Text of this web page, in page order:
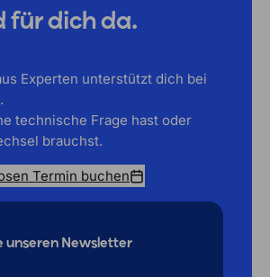
für dich da.
Experten unterstützt dich bei
technische Frage hast oder
brauchst.
Termin buchen
unseren Newsletter